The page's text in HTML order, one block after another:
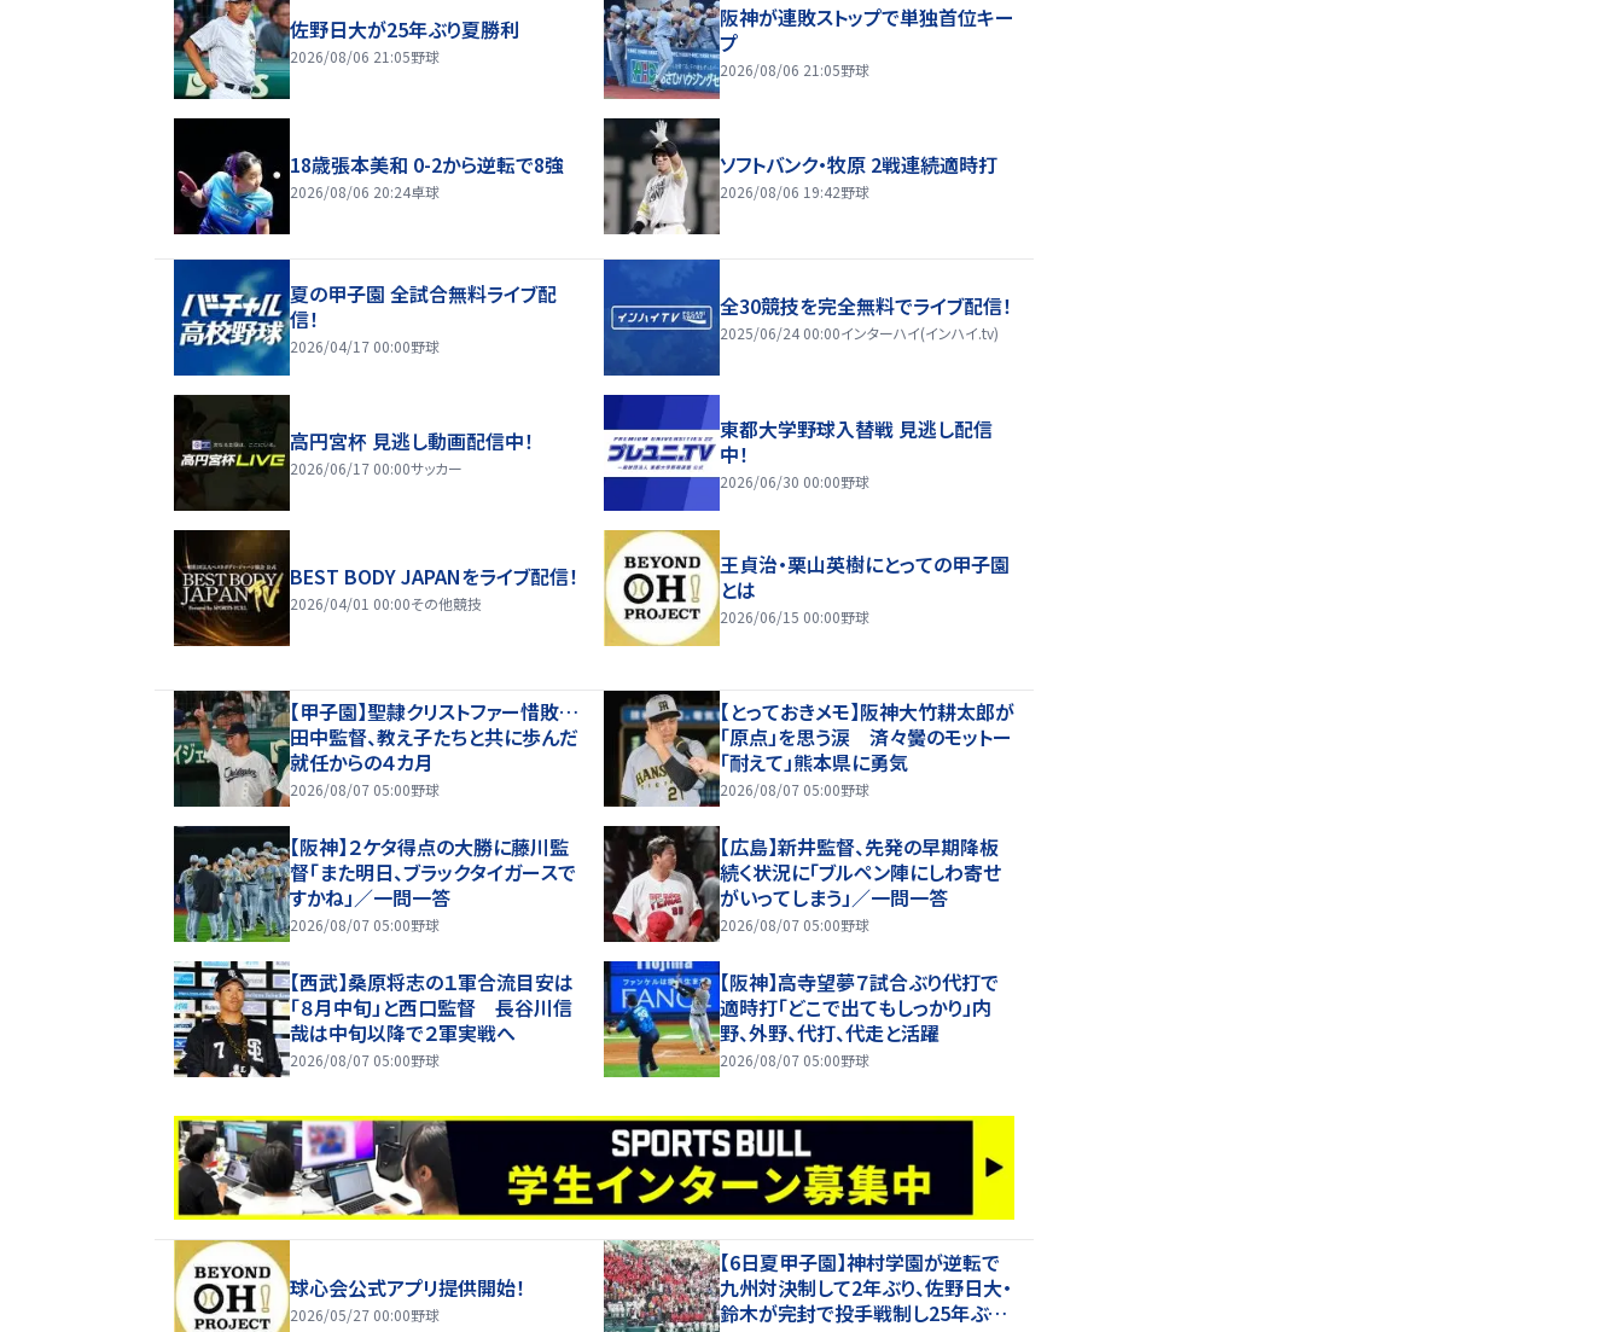
佐野日大が25年ぶり夏勝利
2026/08/06 21:05野球
阪神が連敗ストップで単独首位キー
プ
2026/08/06 21:05野球
18歳張本美和 0-2から逆転で8強
2026/08/06 20:24卓球
ソフトバンク・牧原 2戦連続適時打
2026/08/06 19:42野球
夏の甲子園 全試合無料ライブ配
信！
2026/04/17 00:00野球
全30競技を完全無料でライブ配信！
2025/06/24 00:00インターハイ(インハイ.tv)
高円宮杯 見逃し動画配信中！
2026/06/17 00:00サッカー
東都大学野球入替戦 見逃し配信
中！
2026/06/30 00:00野球
BEST BODY JAPANをライブ配信！
2026/04/01 00:00その他競技
王貞治・栗山英樹にとっての甲子園
とは
2026/06/15 00:00野球
【甲子園】聖隷クリストファー惜敗…
田中監督、教え子たちと共に歩んだ
就任からの４カ月
2026/08/07 05:00野球
【とっておきメモ】阪神大竹耕太郎が
「原点」を思う涙 済々黌のモットー
「耐えて」熊本県に勇気
2026/08/07 05:00野球
【阪神】２ケタ得点の大勝に藤川監
督「また明日、ブラックタイガースで
すかね」／一問一答
2026/08/07 05:00野球
【広島】新井監督、先発の早期降板
続く状況に「ブルペン陣にしわ寄せ
がいってしまう」／一問一答
2026/08/07 05:00野球
【西武】桑原将志の１軍合流目安は
「８月中旬」と西口監督 長谷川信
哉は中旬以降で２軍実戦へ
2026/08/07 05:00野球
【阪神】高寺望夢７試合ぶり代打で
適時打「どこで出てもしっかり」内
野、外野、代打、代走と活躍
2026/08/07 05:00野球
球心会公式アプリ提供開始！
2026/05/27 00:00野球
【6日夏甲子園】神村学園が逆転で
九州対決制して2年ぶり、佐野日大・
鈴木が完封で投手戦制し25年ぶり